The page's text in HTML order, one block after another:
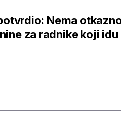
Nema
za radnike koji idu